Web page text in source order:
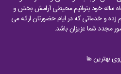
ساله خود بتوانیم محیطی آرامش بخش و
زده و خدماتی که در ایام حضورتان ارائه می
مجدد شما عزیزان باشد.
بهترین ها